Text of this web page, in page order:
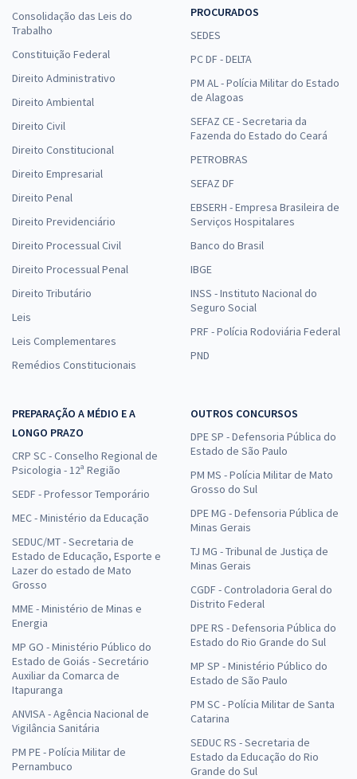
Consolidação das Leis do
Trabalho
Constituição Federal
Direito Administrativo
Direito Ambiental
Direito Civil
Direito Constitucional
Direito Empresarial
Direito Penal
Direito Previdenciário
Direito Processual Civil
Direito Processual Penal
Direito Tributário
Leis
Leis Complementares
Remédios Constitucionais
PROCURADOS
SEDES
PC DF - DELTA
PM AL - Polícia Militar do Estado
de Alagoas
SEFAZ CE - Secretaria da
Fazenda do Estado do Ceará
PETROBRAS
SEFAZ DF
EBSERH - Empresa Brasileira de
Serviços Hospitalares
Banco do Brasil
IBGE
INSS - Instituto Nacional do
Seguro Social
PRF - Polícia Rodoviária Federal
PND
PREPARAÇÃO A MÉDIO E A
LONGO PRAZO
CRP SC - Conselho Regional de
Psicologia - 12ª Região
SEDF - Professor Temporário
MEC - Ministério da Educação
SEDUC/MT - Secretaria de
Estado de Educação, Esporte e
Lazer do estado de Mato
Grosso
MME - Ministério de Minas e
Energia
MP GO - Ministério Público do
Estado de Goiás - Secretário
Auxiliar da Comarca de
Itapuranga
ANVISA - Agência Nacional de
Vigilância Sanitária
PM PE - Polícia Militar de
Pernambuco
OUTROS CONCURSOS
DPE SP - Defensoria Pública do
Estado de São Paulo
PM MS - Polícia Militar de Mato
Grosso do Sul
DPE MG - Defensoria Pública de
Minas Gerais
TJ MG - Tribunal de Justiça de
Minas Gerais
CGDF - Controladoria Geral do
Distrito Federal
DPE RS - Defensoria Pública do
Estado do Rio Grande do Sul
MP SP - Ministério Público do
Estado de São Paulo
PM SC - Polícia Militar de Santa
Catarina
SEDUC RS - Secretaria de
Estado da Educação do Rio
Grande do Sul